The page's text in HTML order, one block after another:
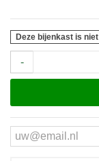
Deze bijenkast is
-